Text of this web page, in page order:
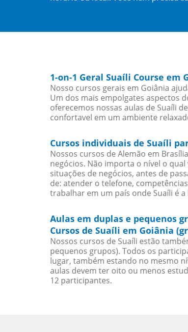
1-on-1 Geral Suaíli Course em
Nosso cursos gerais em Goiânia
Um dos mais empolgates aspectos
oferecemos nossas aulas de Suaíli
confortavel em um ambiente
Cursos individuais de Suaíli
Nossos cursos de Alemão em
negócios. Não importa o nível o
situações de negócios, antes de
de: atender o telefone,
trabalhar em um país onde Suaíli é a
Aulas em duplas e pequenos
Cursos de Suaíli em Goiânia
Nossos cursos de Suaíli estão
pequenos grupos). Todos os
lugar, também estando no mesmo
aulas devem ter oito ou menos
12 participantes.